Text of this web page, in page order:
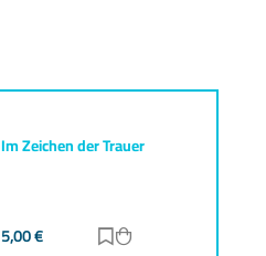
Im Zeichen der Trauer
5,00€ Zur Merkliste